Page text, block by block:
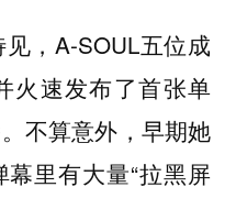
，A-SOUL五位成
火速发布了首张单
不算意外，早期她
里有大量“拉黑屏